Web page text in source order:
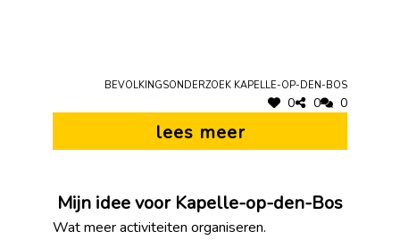
Bevolkingsonderzoek Kapelle-op-den-Bos
0 0 0
lees meer
Mijn idee voor Kapelle-op-den-Bos
Wat meer activiteiten organiseren.